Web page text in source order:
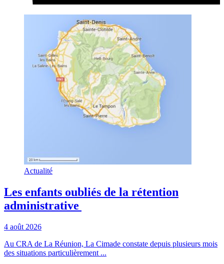
Actualité
Les enfants oubliés de la rétention
administrative
4 août 2026
Au CRA de La Réunion, La Cimade constate depuis plusieurs mois
des situations particulièrement ...